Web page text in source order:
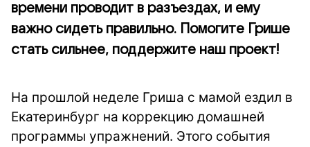
времени проводит в разъездах, и ему
важно сидеть правильно. Помогите Грише
стать сильнее, поддержите наш проект!
На прошлой неделе Гриша с мамой ездил в
Екатеринбург на коррекцию домашней
программы упражнений. Этого события